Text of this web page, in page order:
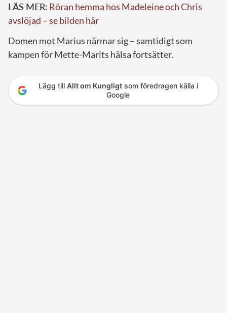
LÄS MER: Röran hemma hos Madeleine och Chris
avslöjad – se bilden här
Domen mot Marius närmar sig – samtidigt som
kampen för Mette-Marits hälsa fortsätter.
Lägg till Allt om Kungligtsom föredragen källa i
Google